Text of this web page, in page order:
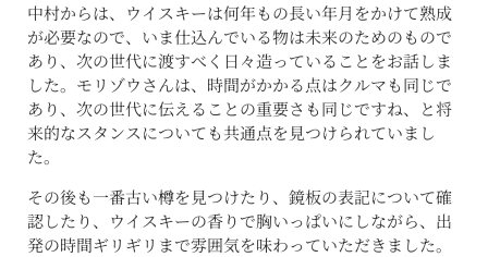
中村からは、ウイスキーは何年もの長い年月をかけて熟成
が必要なので、いま仕込んでいる物は未来のためのもので
あり、次の世代に渡すべく日々造っていることをお話しま
した。モリゾウさんは、時間がかかる点はクルマも同じで
あり、次の世代に伝えることの重要さも同じですね、と将
来的なスタンスについても共通点を見つけられていまし
た。
その後も一番古い樽を見つけたり、鏡板の表記について確
認したり、ウイスキーの香りで胸いっぱいにしながら、出
発の時間ギリギリまで雰囲気を味わっていただきました。